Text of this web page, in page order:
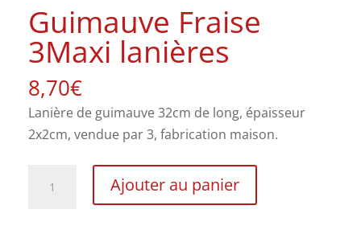
Guimauve Fraise
3Maxi lanières
8,70€
Lanière de guimauve 32cm de long, épaisseur
2x2cm, vendue par 3, fabrication maison.
Ajouter au panier